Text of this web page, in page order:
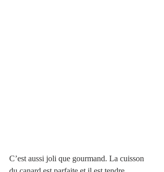
C’est aussi joli que gourmand. La cuisson